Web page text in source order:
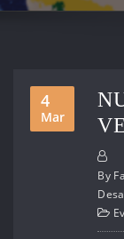
4
Mar
By